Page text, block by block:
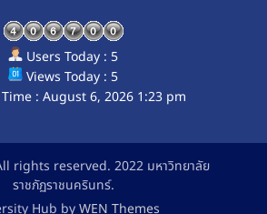
Users Today : 5
Views Today : 5
: August 6, 2026 1:23 pm
rights reserved. 2022 มหาวิทยาลัย
ราชภัฏราชนครินทร์.
Hub byWEN Themes